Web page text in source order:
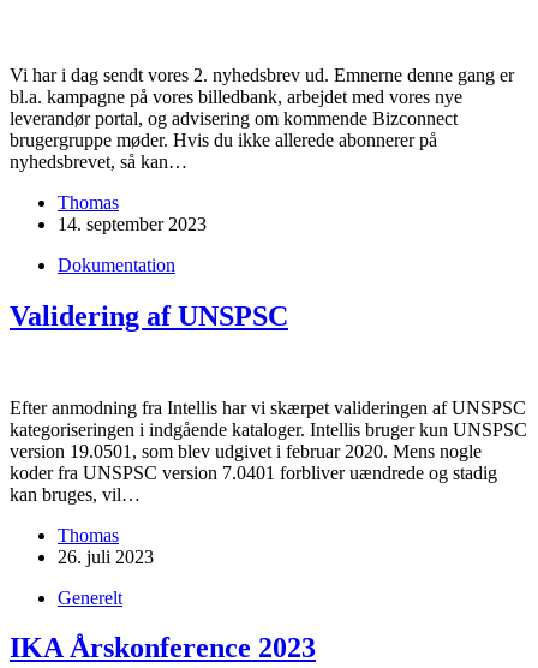
Vi har i dag sendt vores 2. nyhedsbrev ud. Emnerne denne gang er
bl.a. kampagne på vores billedbank, arbejdet med vores nye
leverandør portal, og advisering om kommende Bizconnect
brugergruppe møder. Hvis du ikke allerede abonnerer på
nyhedsbrevet, så kan…
Thomas
14. september 2023
Dokumentation
Validering af UNSPSC
Efter anmodning fra Intellis har vi skærpet valideringen af UNSPSC
kategoriseringen i indgående kataloger. Intellis bruger kun UNSPSC
version 19.0501, som blev udgivet i februar 2020. Mens nogle
koder fra UNSPSC version 7.0401 forbliver uændrede og stadig
kan bruges, vil…
Thomas
26. juli 2023
Generelt
IKA Årskonference 2023